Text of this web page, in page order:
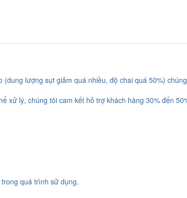
lượng sụt giảm quá nhiều, độ chai quá 50%)
xử lý, chúng tôi cam kết hỗ trợ khách hàng 30% đến
quá trình sử dụng.